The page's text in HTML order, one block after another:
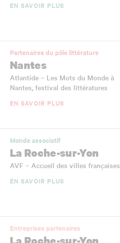
EN SAVOIR PLUS
Partenaires du pôle littérature
Nantes
Atlantide – Les Mots du Monde à
Nantes, festival des littératures
EN SAVOIR PLUS
Monde associatif
La Roche-sur-Yon
AVF – Accueil des villes françaises
EN SAVOIR PLUS
Entreprises partenaires
La Roche-sur-Yon